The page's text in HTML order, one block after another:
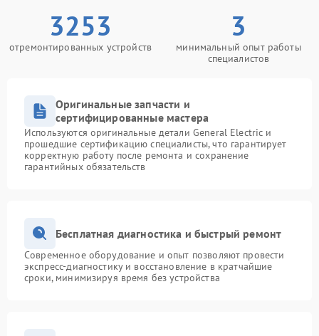
3253
отремонтированных устройств
3
минимальный опыт работы
специалистов
Оригинальные запчасти и
сертифицированные мастера
Используются оригинальные детали General Electric и
прошедшие сертификацию специалисты, что гарантирует
корректную работу после ремонта и сохранение
гарантийных обязательств
Бесплатная диагностика и быстрый ремонт
Современное оборудование и опыт позволяют провести
экспресс-диагностику и восстановление в кратчайшие
сроки, минимизируя время без устройства